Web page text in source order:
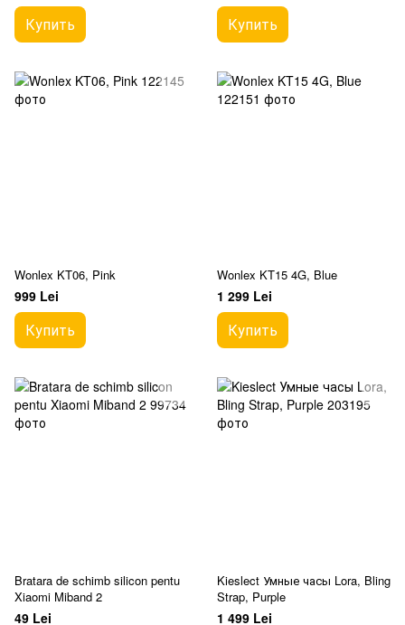
Купить Купить
Wonlex KT06, Pink
999 Lei
Купить
Wonlex KT15 4G, Blue
1 299 Lei
Купить
Bratara de schimb silicon pentu
Xiaomi Miband 2
49 Lei
Kieslect Умные часы Lora, Bling
Strap, Purple
1 499 Lei